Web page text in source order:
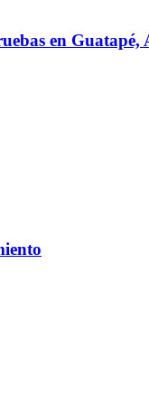
en Guatapé,